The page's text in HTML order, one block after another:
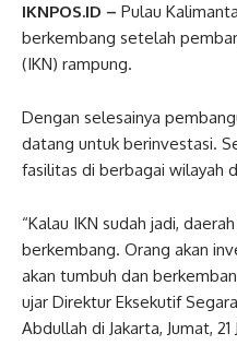
IKNPOS.ID – Pulau
berkembang setelah
(IKN) rampung.
Dengan selesainya
datang untuk berinvestasi.
fasilitas di berbagai wilayah
“Kalau IKN sudah jadi,
berkembang. Orang akan
akan tumbuh dan
ujar Direktur Eksekutif
Abdullah di Jakarta, Jumat, 21